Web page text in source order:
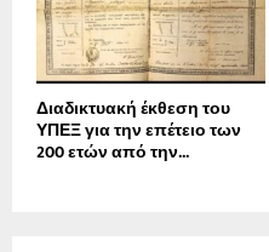
Διαδικτυακή έκθεση του
ΥΠΕΞ για την επέτειο των
200 ετών από την...